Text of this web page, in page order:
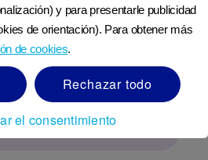
cerca de ti
ponte en contacto.
y para presentarle publicidad
de orientación). Para obtener más
de cookies.
Rechazar todo
el consentimiento